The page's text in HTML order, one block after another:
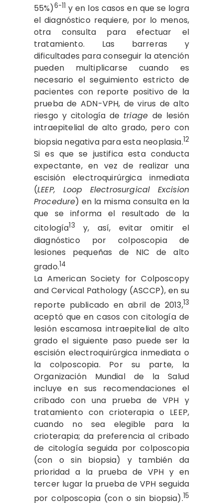
55%)6-11 y en los casos en que se logra
el diagnóstico requiere, por lo menos,
otra consulta para efectuar el
tratamiento. Las barreras y
dificultades para conseguir la atención
pueden multiplicarse cuando es
necesario el seguimiento estricto de
pacientes con reporte positivo de la
prueba de ADN-VPH, de virus de alto
riesgo y citología de triage de lesión
intraepitelial de alto grado, pero con
biopsia negativa para esta neoplasia.12
Si es que se justifica esta conducta
expectante, en vez de realizar una
escisión electroquirúrgica inmediata
(LEEP, Loop Electrosurgical Excision
Procedure) en la misma consulta en la
que se informa el resultado de la
citología13
y, así, evitar omitir el
diagnóstico por colposcopia de
lesiones pequeñas de NIC de alto
grado.14
La American Society for Colposcopy
and Cervical Pathology (ASCCP), en su
reporte publicado en abril de 2013,13
aceptó que en casos con citología de
lesión escamosa intraepitelial de alto
grado el siguiente paso puede ser la
escisión electroquirúrgica inmediata o
la colposcopia. Por su parte, la
Organización Mundial de la Salud
incluye en sus recomendaciones el
cribado con una prueba de VPH y
tratamiento con crioterapia o LEEP,
cuando no sea elegible para la
crioterapia; da preferencia al cribado
de citología seguida por colposcopia
(con o sin biopsia) y también da
prioridad a la prueba de VPH y en
tercer lugar la prueba de VPH seguida
por colposcopia (con o sin biopsia).15